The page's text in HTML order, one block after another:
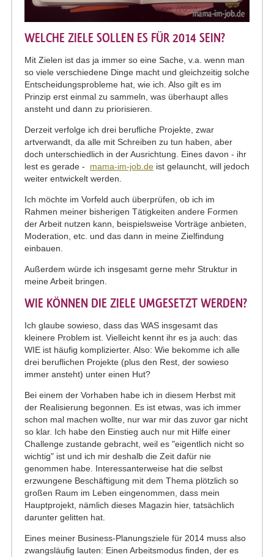
WELCHE ZIELE SOLLEN ES FÜR 2014 SEIN?
Mit Zielen ist das ja immer so eine Sache, v.a. wenn man
so viele verschiedene Dinge macht und gleichzeitig solche
Entscheidungsprobleme hat, wie ich. Also gilt es im
Prinzip erst einmal zu sammeln, was überhaupt alles
ansteht und dann zu priorisieren.
Derzeit verfolge ich drei berufliche Projekte, zwar
artverwandt, da alle mit Schreiben zu tun haben, aber
doch unterschiedlich in der Ausrichtung. Eines davon - ihr
lest es gerade - mama-im-job.de ist gelauncht, will jedoch
weiter entwickelt werden.
Ich möchte im Vorfeld auch überprüfen, ob ich im
Rahmen meiner bisherigen Tätigkeiten andere Formen
der Arbeit nutzen kann, beispielsweise Vorträge anbieten,
Moderation, etc. und das dann in meine Zielfindung
einbauen.
Außerdem würde ich insgesamt gerne mehr Struktur in
meine Arbeit bringen.
WIE KÖNNEN DIE ZIELE UMGESETZT WERDEN?
Ich glaube sowieso, dass das WAS insgesamt das
kleinere Problem ist. Vielleicht kennt ihr es ja auch: das
WIE ist häufig komplizierter. Also: Wie bekomme ich alle
drei beruflichen Projekte (plus den Rest, der sowieso
immer ansteht) unter einen Hut?
Bei einem der Vorhaben habe ich in diesem Herbst mit
der Realisierung begonnen. Es ist etwas, was ich immer
schon mal machen wollte, nur war mir das zuvor gar nicht
so klar. Ich habe den Einstieg auch nur mit Hilfe einer
Challenge zustande gebracht, weil es "eigentlich nicht so
wichtig" ist und ich mir deshalb die Zeit dafür nie
genommen habe. Interessanterweise hat die selbst
erzwungene Beschäftigung mit dem Thema plötzlich so
großen Raum im Leben eingenommen, dass mein
Hauptprojekt, nämlich dieses Magazin hier, tatsächlich
darunter gelitten hat.
Eines meiner Business-Planungsziele für 2014 muss also
zwangsläufig lauten: Einen Arbeitsmodus finden, der es